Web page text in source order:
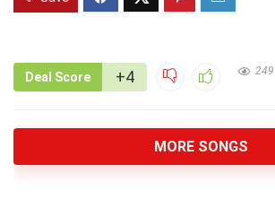
Deal Score +4 249
MORE SONGS